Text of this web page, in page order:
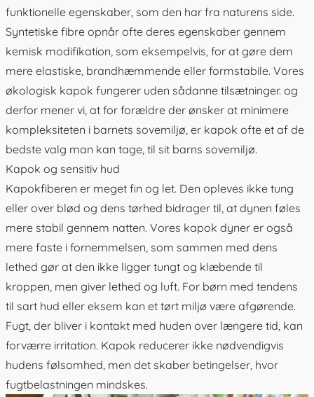
funktionelle egenskaber, som den har fra naturens side.
Syntetiske fibre opnår ofte deres egenskaber gennem
kemisk modifikation, som eksempelvis, for at gøre dem
mere elastiske, brandhæmmende eller formstabile. Vores
økologisk kapok fungerer uden sådanne tilsætninger. og
derfor mener vi, at for forældre der ønsker at minimere
kompleksiteten i barnets sovemiljø, er kapok ofte et af de
bedste valg man kan tage, til sit barns sovemiljø.
Kapok og sensitiv hud
Kapokfiberen er meget fin og let. Den opleves ikke tung
eller over blød og dens tørhed bidrager til, at dynen føles
mere stabil gennem natten. Vores kapok dyner er også
mere faste i fornemmelsen, som sammen med dens
lethed gør at den ikke ligger tungt og klæbende til
kroppen, men giver lethed og luft. For børn med tendens
til sart hud eller eksem kan et tørt miljø være afgørende.
Fugt, der bliver i kontakt med huden over længere tid, kan
forværre irritation. Kapok reducerer ikke nødvendigvis
hudens følsomhed, men det skaber betingelser, hvor
fugtbelastningen mindskes.